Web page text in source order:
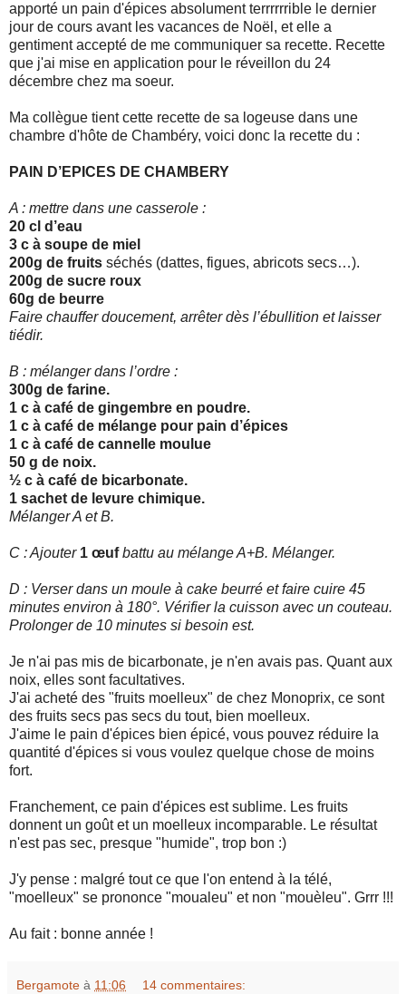
apporté un pain d'épices absolument terrrrrrible le dernier
jour de cours avant les vacances de Noël, et elle a
gentiment accepté de me communiquer sa recette. Recette
que j'ai mise en application pour le réveillon du 24
décembre chez ma soeur.
Ma collègue tient cette recette de sa logeuse dans une
chambre d'hôte de Chambéry, voici donc la recette du :
PAIN D’EPICES DE CHAMBERY
A : mettre dans une casserole :
20 cl d’eau
3 c à soupe de miel
200g de fruits séchés (dattes, figues, abricots secs…).
200g de sucre roux
60g de beurre
Faire chauffer doucement, arrêter dès l’ébullition et laisser
tiédir.
B : mélanger dans l’ordre :
300g de farine.
1 c à café de gingembre en poudre.
1 c à café de mélange pour pain d’épices
1 c à café de cannelle moulue
50 g de noix.
½ c à café de bicarbonate.
1 sachet de levure chimique.
Mélanger A et B.
C : Ajouter 1 œuf battu au mélange A+B. Mélanger.
D : Verser dans un moule à cake beurré et faire cuire 45
minutes environ à 180°. Vérifier la cuisson avec un couteau.
Prolonger de 10 minutes si besoin est.
Je n'ai pas mis de bicarbonate, je n'en avais pas. Quant aux
noix, elles sont facultatives.
J'ai acheté des "fruits moelleux" de chez Monoprix, ce sont
des fruits secs pas secs du tout, bien moelleux.
J'aime le pain d'épices bien épicé, vous pouvez réduire la
quantité d'épices si vous voulez quelque chose de moins
fort.
Franchement, ce pain d'épices est sublime. Les fruits
donnent un goût et un moelleux incomparable. Le résultat
n'est pas sec, presque "humide", trop bon :)
J'y pense : malgré tout ce que l'on entend à la télé,
"moelleux" se prononce "moualeu" et non "mouèleu". Grrr !!!
Au fait : bonne année !
Bergamote à 11:06 14 commentaires: